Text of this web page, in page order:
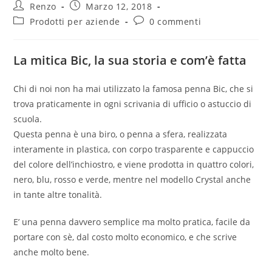
Renzo
Marzo 12, 2018
Prodotti per aziende
0 commenti
La mitica Bic, la sua storia e com’è fatta
Chi di noi non ha mai utilizzato la famosa penna Bic, che si
trova praticamente in ogni scrivania di ufficio o astuccio di
scuola.
Questa penna è una biro, o penna a sfera, realizzata
interamente in plastica, con corpo trasparente e cappuccio
del colore dell’inchiostro, e viene prodotta in quattro colori,
nero, blu, rosso e verde, mentre nel modello Crystal anche
in tante altre tonalità.
E’ una penna davvero semplice ma molto pratica, facile da
portare con sè, dal costo molto economico, e che scrive
anche molto bene.